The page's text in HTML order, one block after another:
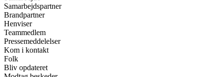
Samarbejdspartner
Brandpartner
Henviser
Teammedlem
Pressemeddelelser
Kom i kontakt
Folk
Bliv opdateret